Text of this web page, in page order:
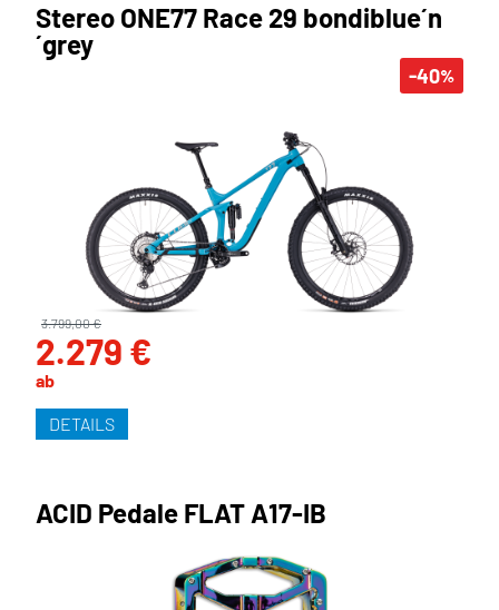
-40%
Stereo ONE77 Race 29 bondiblue´n
´grey
ab
2.279 €
3.799,00 €
DETAILS
ACID Pedale FLAT A17-IB